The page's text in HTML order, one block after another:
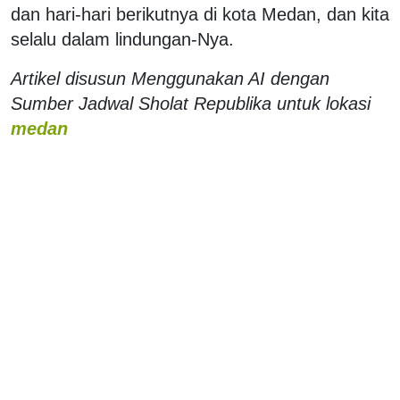
dan hari-hari berikutnya di kota Medan, dan kita
selalu dalam lindungan-Nya.
Artikel disusun Menggunakan AI dengan
Sumber Jadwal Sholat Republika untuk lokasi
medan